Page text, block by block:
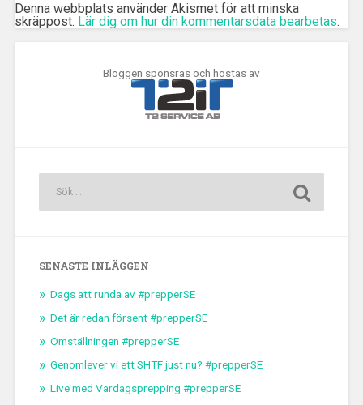
Denna webbplats använder Akismet för att minska
skräppost. Lär dig om hur din kommentarsdata bearbetas.
Bloggen sponsras och hostas av
SENASTE INLÄGGEN
Dags att runda av #prepperSE
Det är redan försent #prepperSE
Omställningen #prepperSE
Genomlever vi ett SHTF just nu? #prepperSE
Live med Vardagsprepping #prepperSE